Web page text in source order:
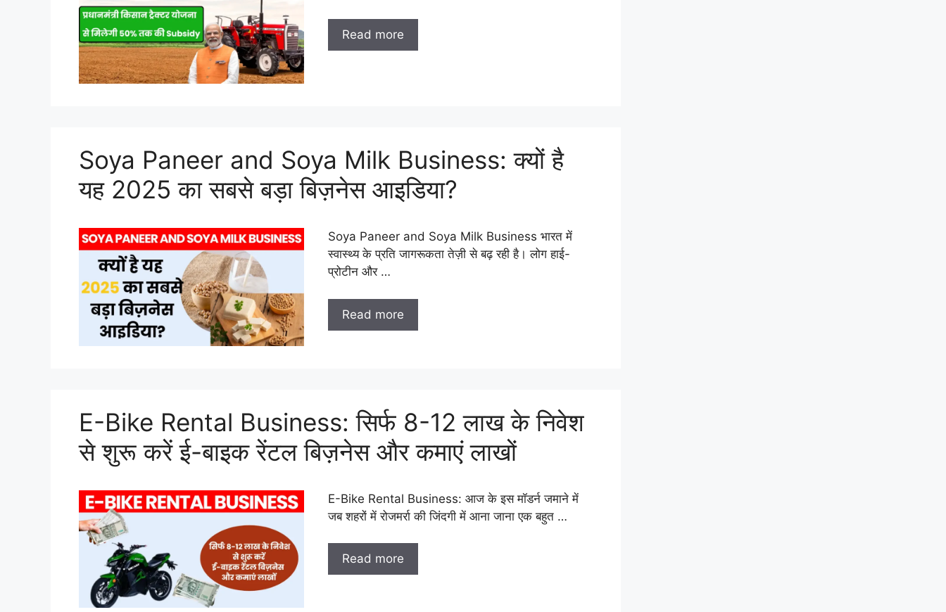
Read more
Soya Paneer and Soya Milk Business: क्यों है
यह 2025 का सबसे बड़ा बिज़नेस आइडिया?
Soya Paneer and Soya Milk Business भारत में
स्वास्थ्य के प्रति जागरूकता तेज़ी से बढ़ रही है। लोग हाई-
प्रोटीन और …
Read more
E-Bike Rental Business: सिर्फ 8-12 लाख के निवेश
से शुरू करें ई-बाइक रेंटल बिज़नेस और कमाएं लाखों
E-Bike Rental Business: आज के इस मॉडर्न जमाने में
जब शहरों में रोजमर्रा की जिंदगी में आना जाना एक बहुत …
Read more